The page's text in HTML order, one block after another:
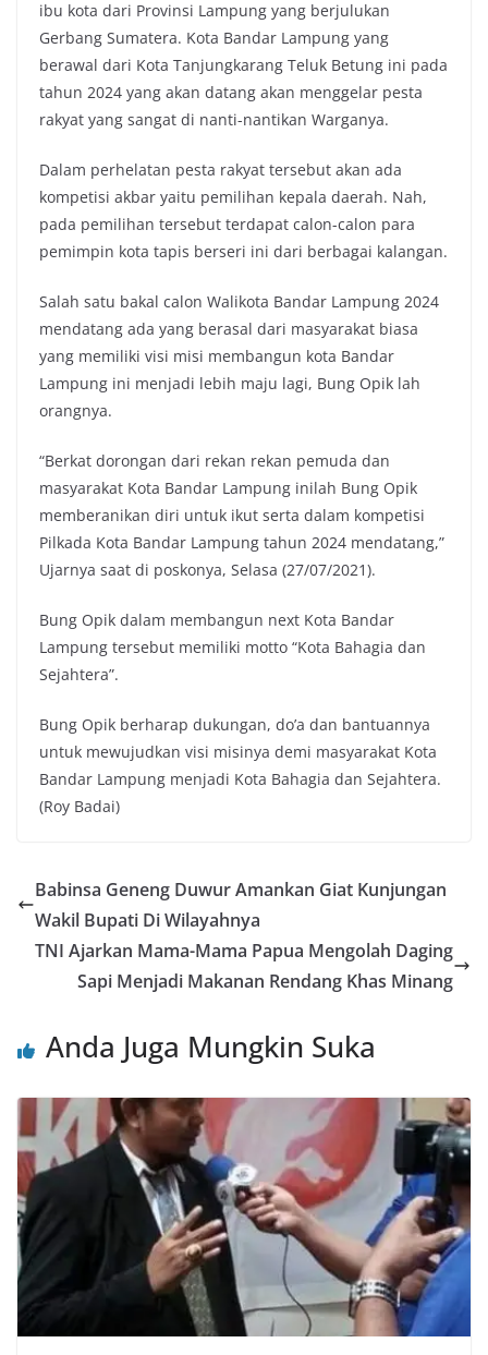
ibu kota dari Provinsi Lampung yang berjulukan
Gerbang Sumatera. Kota Bandar Lampung yang
berawal dari Kota Tanjungkarang Teluk Betung ini pada
tahun 2024 yang akan datang akan menggelar pesta
rakyat yang sangat di nanti-nantikan Warganya.
Dalam perhelatan pesta rakyat tersebut akan ada
kompetisi akbar yaitu pemilihan kepala daerah. Nah,
pada pemilihan tersebut terdapat calon-calon para
pemimpin kota tapis berseri ini dari berbagai kalangan.
Salah satu bakal calon Walikota Bandar Lampung 2024
mendatang ada yang berasal dari masyarakat biasa
yang memiliki visi misi membangun kota Bandar
Lampung ini menjadi lebih maju lagi, Bung Opik lah
orangnya.
“Berkat dorongan dari rekan rekan pemuda dan
masyarakat Kota Bandar Lampung inilah Bung Opik
memberanikan diri untuk ikut serta dalam kompetisi
Pilkada Kota Bandar Lampung tahun 2024 mendatang,”
Ujarnya saat di poskonya, Selasa (27/07/2021).
Bung Opik dalam membangun next Kota Bandar
Lampung tersebut memiliki motto “Kota Bahagia dan
Sejahtera”.
Bung Opik berharap dukungan, do’a dan bantuannya
untuk mewujudkan visi misinya demi masyarakat Kota
Bandar Lampung menjadi Kota Bahagia dan Sejahtera.
(Roy Badai)
Babinsa Geneng Duwur Amankan Giat Kunjungan
Wakil Bupati Di Wilayahnya
TNI Ajarkan Mama-Mama Papua Mengolah Daging
Sapi Menjadi Makanan Rendang Khas Minang
Anda Juga Mungkin Suka